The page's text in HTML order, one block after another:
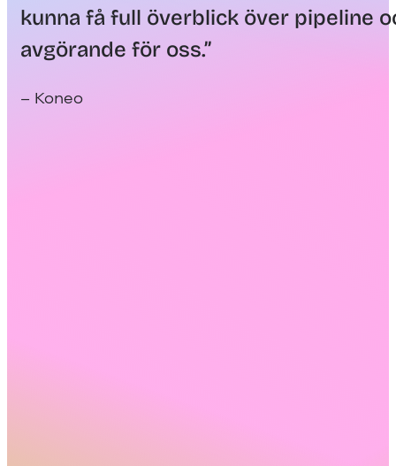
kunna få full överblick över pipeline
avgörande för oss.”
– Koneo